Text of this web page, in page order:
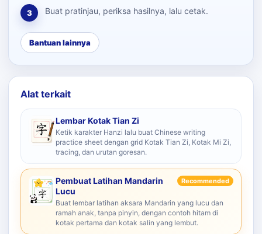
3 Buat pratinjau, periksa hasilnya, lalu cetak.
Bantuan lainnya
Alat terkait
Lembar Kotak Tian Zi
Ketik karakter Hanzi lalu buat Chinese writing
practice sheet dengan grid Kotak Tian Zi, Kotak Mi Zi,
tracing, dan urutan goresan.
Pembuat Latihan Mandarin
Lucu
Recommended
Buat lembar latihan aksara Mandarin yang lucu dan
ramah anak, tanpa pinyin, dengan contoh hitam di
kotak pertama dan kotak salin yang lembut.